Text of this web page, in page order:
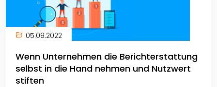
05.09.2022
Wenn Unternehmen die Berichterstattung
selbst in die Hand nehmen und Nutzwert
stiften